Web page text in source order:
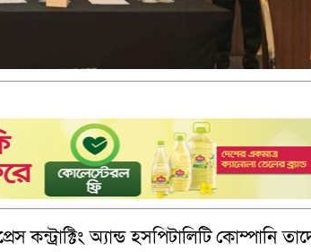
কন্ট্রাক্টিং অ্যান্ড হসপিটালিটি কোম্পানি